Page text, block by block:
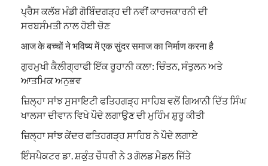
ਪ੍ਰੈਸ ਕਲੱਬ ਮੰਡੀ ਗੋਬਿੰਦਗੜ੍ਹ ਦੀ ਨਵੀਂ ਕਾਰਜਕਾਰਨੀ ਦੀ
ਸਰਬਸੰਮਤੀ ਨਾਲ ਹੋਈ ਚੋਣ
आज के बच्चों ने भविष्य में एक सुंदर समाज का निर्माण करना है
ਗੁਰਮੁਖੀ ਕੈਲੀਗ੍ਰਾਫੀ ਇੱਕ ਰੂਹਾਨੀ ਕਲਾ: ਚਿੰਤਨ, ਸੰਤੁਲਨ ਅਤੇ
ਆਤਮਿਕ ਅਨੁਭਵ
ਜ਼ਿਲ੍ਹਾ ਸਾਂਝ ਸੁਸਾਇਟੀ ਫਤਿਹਗੜ੍ਹ ਸਾਹਿਬ ਵਲੋਂ ਗਿਆਨੀ ਦਿੱਤ ਸਿੰਘ
ਖਾਲਸਾ ਦੀਵਾਨ ਵਿਖੇ ਪੌਦੇ ਲਗਾਉਣ ਦੀ ਮੁਹਿੰਮ ਸ਼ੁਰੂ ਕੀਤੀ
ਜ਼ਿਲ੍ਹਾ ਸਾਂਝ ਕੇਂਦਰ ਫਤਿਹਗੜ੍ਹ ਸਾਹਿਬ ਨੇ ਪੌਦੇ ਲਗਾਏ
ਇੰਸਪੈਕਟਰ ਡਾ. ਸ਼ਕੁੰਤ ਚੌਧਰੀ ਨੇ 3 ਗੋਲਡ ਮੈਡਲ ਜਿੱਤੇ